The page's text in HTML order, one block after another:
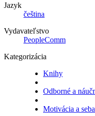
Jazyk
čeština
Vydavateľstvo
PeopleComm
Kategorizácia
Knihy
Odborné a
Motivácia a